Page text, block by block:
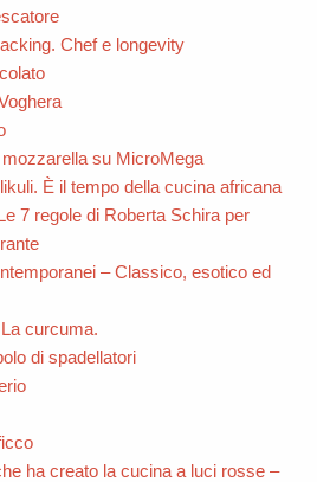
Chef e longevity
su MicroMega
È il tempo della cucina africana
7 regole di Roberta Schira per
– Classico, esotico ed
curcuma.
di spadellatori
ha creato la cucina a luci rosse –